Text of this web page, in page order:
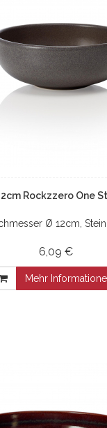
Rockzzero One
Ø 12cm,
6,09 €
Mehr